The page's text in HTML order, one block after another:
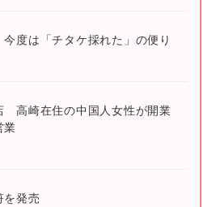
度は「チタケ採れた」の便り
高崎在住の中国人女性が開業
業
発売